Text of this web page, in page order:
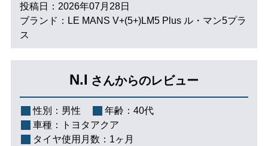
投稿日：2026年07月28日
ブランド：LE MANS V+(5+)LM5 Plus ル・マン5プラ
ス
N.I さんからのレビュー
性別： 男性 年齢： 40代
車種：
トヨタアクア
タイヤ使用月数： 1ヶ月